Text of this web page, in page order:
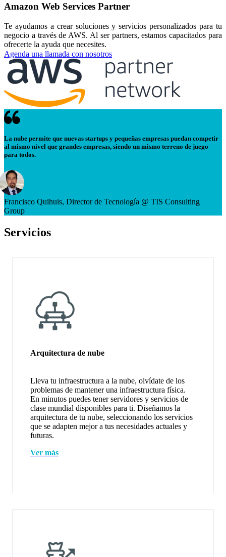
Amazon Web Services Partner
Te ayudamos a crear soluciones y servicios personalizados para tu
negocio a través de AWS. Al ser partners, estamos capacitados para
ofrecerte la ayuda que necesites.
Agenda una llamada con nosotros
La nube permite que nuevas startups y pequeñas empresas puedan competir
al mismo nivel que grandes empresas, siendo un mismo terreno de juego
para todos.
Francisco Quihuis, Director de Tecnología @ TIS Consulting
Group
Servicios
Arquitectura de nube
Lleva tu infraestructura a la nube, olvídate de los
problemas de mantener una infraestructura física.
En minutos puedes tener servidores y servicios de
clase mundial disponibles para ti. Diseñamos la
arquitectura de tu nube, seleccionando los servicios
que se adapten mejor a tus necesidades actuales y
futuras.
Ver más